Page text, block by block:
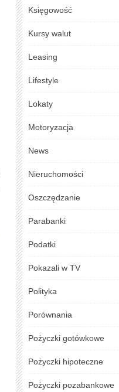
Księgowość
Kursy walut
Leasing
Lifestyle
Lokaty
Motoryzacja
News
Nieruchomości
Oszczędzanie
Parabanki
Podatki
Pokazali w TV
Polityka
Porównania
Pożyczki gotówkowe
Pożyczki hipoteczne
Pożyczki pozabankowe